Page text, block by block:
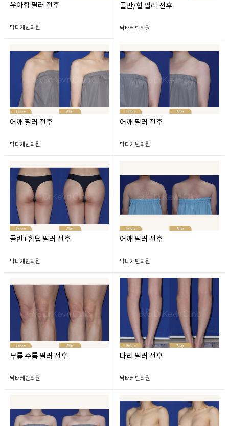
우아힙 필러 전후
닥터케빈의원
골반/힙 필러 전후
닥터케빈의원
어깨 필러 전후
닥터케빈의원
어깨 필러 전후
닥터케빈의원
골반+힙딥 필러 전후
닥터케빈의원
어깨 필러 전후
닥터케빈의원
무릎 주름 필러 전후
닥터케빈의원
다리 필러 전후
닥터케빈의원